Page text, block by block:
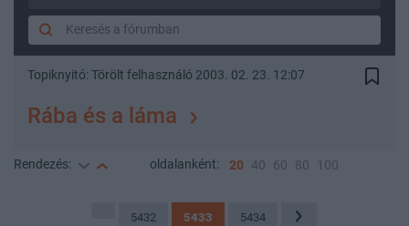
Topiknyitó: Törölt felhasználó 2003. 02. 23. 12:07
Rába és a láma
Rendezés: oldalanként: 20 40 60 80 100
5432 5433 5434